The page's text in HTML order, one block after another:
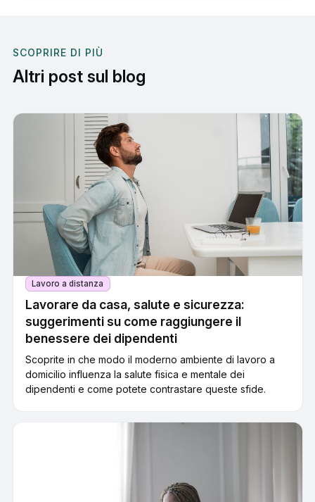
SCOPRIRE DI PIÙ
Altri post sul blog
Lavoro a distanza
Lavorare da casa, salute e sicurezza:
suggerimenti su come raggiungere il
benessere dei dipendenti
Scoprite in che modo il moderno ambiente di lavoro a
domicilio influenza la salute fisica e mentale dei
dipendenti e come potete contrastare queste sfide.